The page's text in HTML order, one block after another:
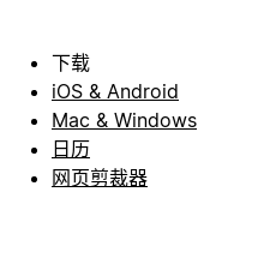
下载
iOS & Android
Mac & Windows
日历
网页剪裁器